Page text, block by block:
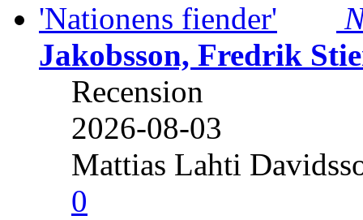
Jakobsson, Fredrik
Recension
2026-08-03
Mattias Lahti
0